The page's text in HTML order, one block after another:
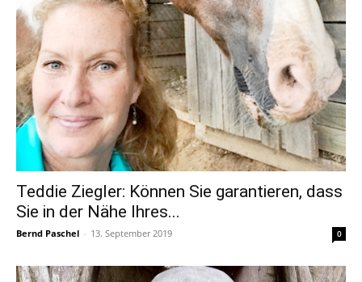
Teddie Ziegler: Können Sie garantieren, dass
Sie in der Nähe Ihres...
Bernd Paschel - 13. September 2019 0